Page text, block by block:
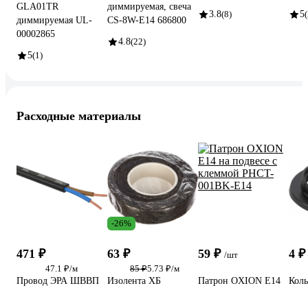
GLA01TR
диммируемая UL-
00002865
5(1)
диммируемая, свеча
CS-8W-E14 686800
4.8(22)
3.8(8) 5
Расходные материалы
471 ₽
47.1 ₽/м
Провод ЭРА ШВВП
-26%
63 ₽
85 ₽5.73 ₽/м
Изолента ХБ
59 ₽ /шт
Патрон OXION Е14
4 ₽